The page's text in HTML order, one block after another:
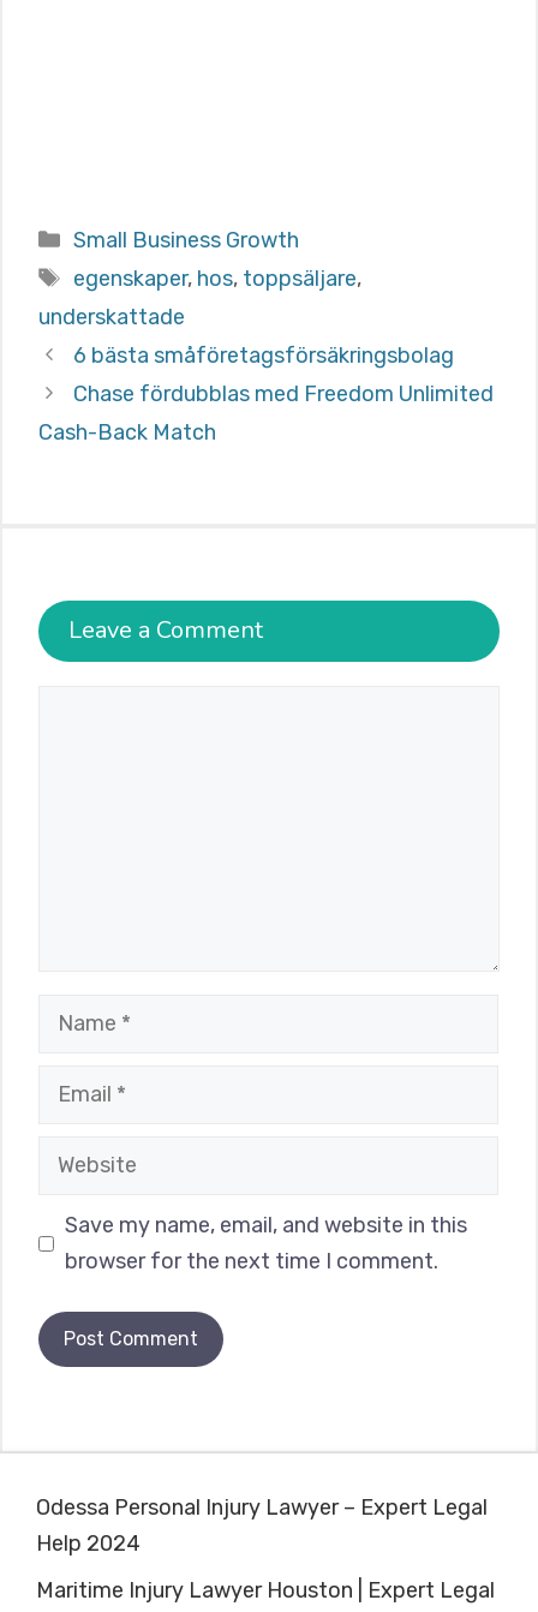
Categories
Small Business Growth
Tags
egenskaper, hos, toppsäljare,
underskattade
6 bästa småföretagsförsäkringsbolag
Chase fördubblas med Freedom Unlimited
Cash-Back Match
Leave a Comment
Name
Email
Website
Save my name, email, and website in this
browser for the next time I comment.
Odessa Personal Injury Lawyer – Expert Legal
Help 2024
Maritime Injury Lawyer Houston | Expert Legal